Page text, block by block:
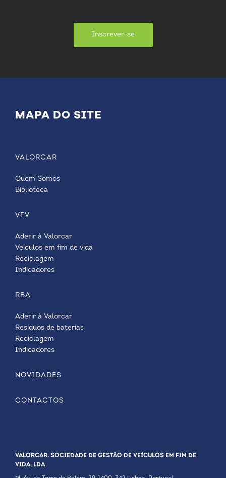
Inscrever-se
MAPA DO SITE
VALORCAR
Quem Somos
Biblioteca
VFV
Aderir à Valorcar
Veículos em fim de vida
Reciclagem
Indicadores
RBA
Aderir à Valorcar
Resíduos de baterias
Reciclagem
Indicadores
NOVIDADES
CONTACTOS
VALORCAR. SOCIEDADE DE GESTÃO DE VEÍCULOS EM FIM DE
VIDA, LDA